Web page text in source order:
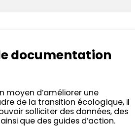
documentation
moyen d’améliorer une
de la transition écologique, il
solliciter des données, des
que des guides d’action.